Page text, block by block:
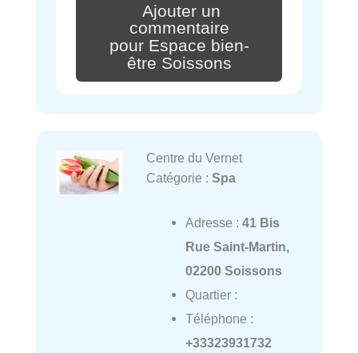
Ajouter un
commentaire
pour Espace bien-
être Soissons
Centre du Vernet
Catégorie : Spa
Adresse : 41 Bis
Rue Saint-Martin,
02200 Soissons
Quartier :
Téléphone :
+33323931732